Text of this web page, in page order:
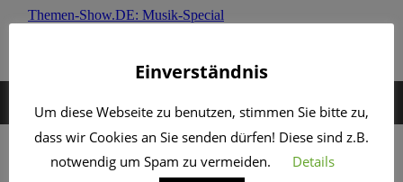
MENÜ
SCHLAGWORT:DAUERHAFT
Einverständnis
Um diese Webseite zu benutzen, stimmen Sie bitte zu,
dass wir Cookies an Sie senden dürfen! Diese sind z.B.
notwendig um Spam zu vermeiden.
Details